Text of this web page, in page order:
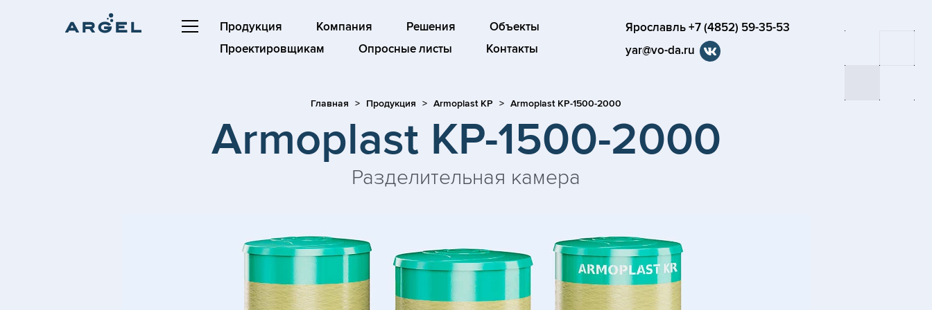
Продукция Компания Решения
Объекты
Проектировщикам
Опросные листы Контакты
Ярославль +7 (4852) 59-35-53
yar@vo-da.ru
Главная Продукция Armoplast KP Armoplast KP-1500-2000
Armoplast KP-1500-2000
Разделительная камера